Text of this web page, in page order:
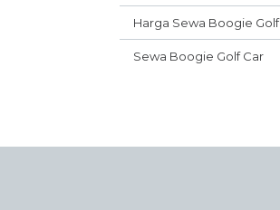
Harga Sewa Boogie Golf
Sewa Boogie Golf Car